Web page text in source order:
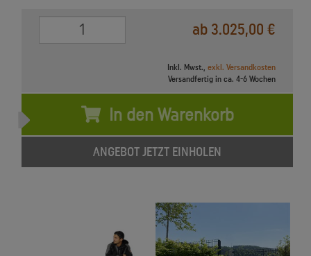
ab 3.025,00 €
Inkl. Mwst., exkl. Versandkosten
Versandfertig in ca. 4-6 Wochen
In den Warenkorb
ANGEBOT JETZT EINHOLEN